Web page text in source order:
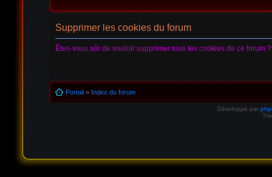
Supprimer les cookies du forum
Êtes-vous sûr de vouloir supprimer tous les cookies de ce forum ?
Portail» Index du forum
Développé par